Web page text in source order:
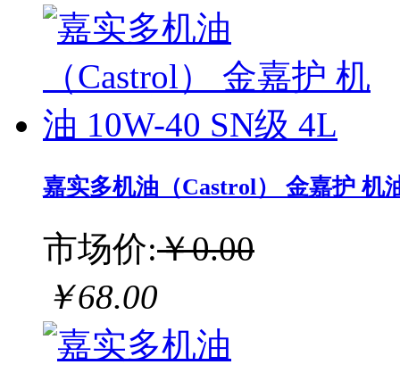
嘉实多机油（Castrol） 金嘉护 机
市场价:￥0.00
￥68.00